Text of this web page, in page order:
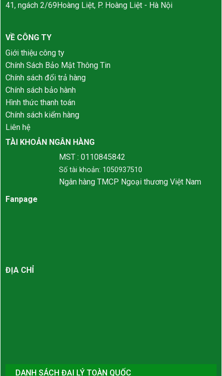
41, ngách 2/69Hoàng Liệt, P. Hoàng Liệt - Hà Nội
VỀ CÔNG TY
Giới thiệu công ty
Chính Sách Bảo Mật Thông Tin
Chính sách đổi trả hàng
Chính sách bảo hành
Hình thức thanh toán
Chính sách kiểm hàng
Liên hệ
TÀI KHOẢN NGÂN HÀNG
MST : 0110845842
Số tài khoản: 1050937510
Ngân hàng TMCP Ngoại thương Việt Nam
Fanpage
ĐỊA CHỈ
DANH SÁCH ĐẠI LÝ TOÀN QUỐC